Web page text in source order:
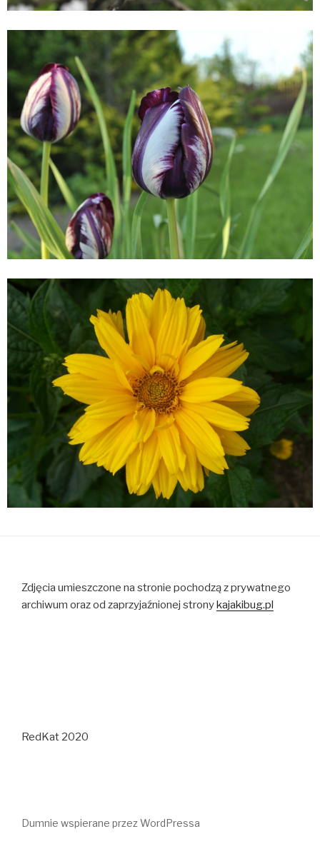
Zdjęcia umieszczone na stronie pochodzą z prywatnego
archiwum oraz od zaprzyjaźnionej strony kajakibug.pl
RedKat 2020
Dumnie wspierane przez WordPressa